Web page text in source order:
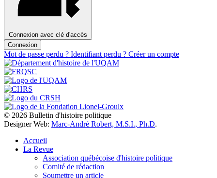
Connexion avec clé d'accès
Connexion
Mot de passe perdu ? Identifiant perdu ? Créer un compte
© 2026 Bulletin d'histoire politique
Designer Web: Marc-André Robert, M.S.I., Ph.D.
Accueil
La Revue
Association québécoise d'histoire politique
Comité de rédaction
Soumettre un article